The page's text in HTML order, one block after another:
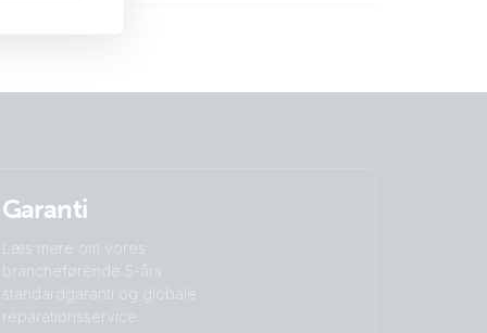
Garanti
Læs mere om vores
brancheførende 5-års
standardgaranti og globale
reparationsservice.